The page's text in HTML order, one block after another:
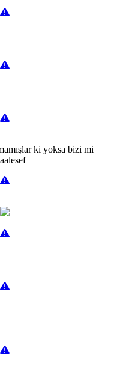
ki yoksa bizi mi